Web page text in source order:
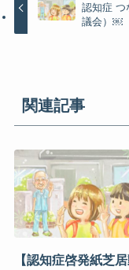
認知症 つ
議会）￼
関連記事
【認知症啓発紙芝居